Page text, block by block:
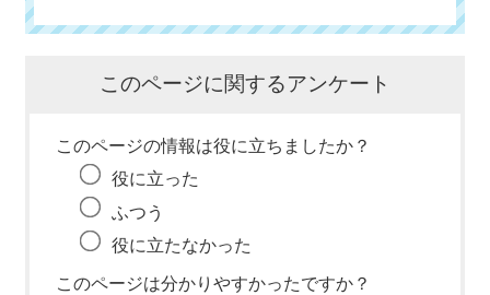
このページに関するアンケート
このページの情報は役に立ちましたか？
役に立った
ふつう
役に立たなかった
このページは分かりやすかったですか？